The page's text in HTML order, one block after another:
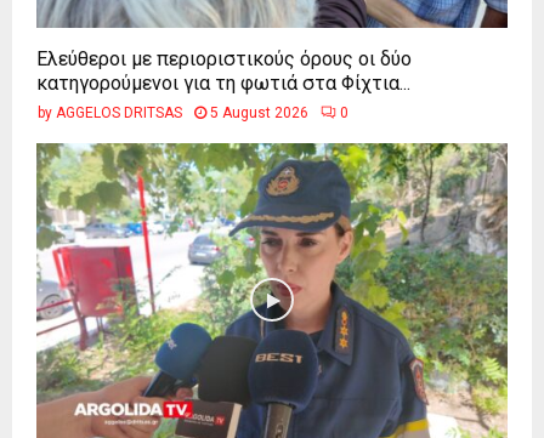
Ελεύθεροι με περιοριστικούς όρους οι δύο
κατηγορούμενοι για τη φωτιά στα Φίχτια...
by AGGELOS DRITSAS 5 August 2026 0